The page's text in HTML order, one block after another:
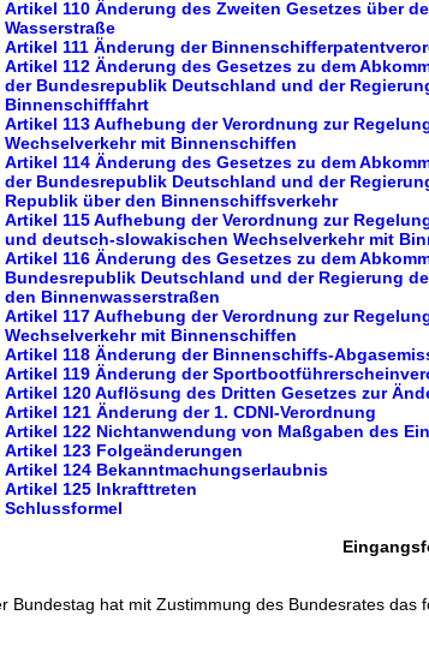
Artikel 110 Änderung des Zweiten Gesetzes über
Wasserstraße
Artikel 111 Änderung der
Artikel 112 Änderung des Gesetzes zu dem
der Bundesrepublik Deutschland und der
Binnenschifffahrt
Artikel 113 Aufhebung der Verordnung zur
Wechselverkehr mit Binnenschiffen
Artikel 114 Änderung des Gesetzes zu dem
der Bundesrepublik Deutschland und der
Republik über den Binnenschiffsverkehr
Artikel 115 Aufhebung der Verordnung zur
und deutsch-slowakischen Wechselverkehr mit
Artikel 116 Änderung des Gesetzes zu dem
Bundesrepublik Deutschland und der Regierung
den Binnenwasserstraßen
Artikel 117 Aufhebung der Verordnung zur
Wechselverkehr mit Binnenschiffen
Artikel 118 Änderung der Binnenschiffs-
Artikel 119 Änderung der
Artikel 120 Auflösung des Dritten Gesetzes zur
Artikel 121 Änderung der 1. CDNI-Verordnung
Artikel 122 Nichtanwendung von Maßgaben des
Artikel 123 Folgeänderungen
Artikel 124 Bekanntmachungserlaubnis
Artikel 125 Inkrafttreten
Schlussformel
Bundestag hat mit Zustimmung des Bundesrates das